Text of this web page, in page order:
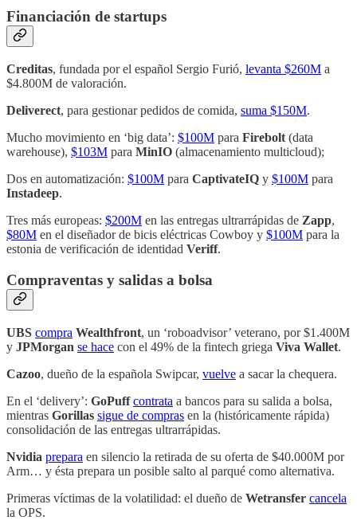
Financiación de startups
Creditas, fundada por el español Sergio Furió, levanta $260M a
$4.800M de valoración.
Deliverect, para gestionar pedidos de comida, suma $150M.
Mucho movimiento en ‘big data’: $100M para Firebolt (data
warehouse), $103M para MinIO (almacenamiento multicloud);
Dos en automatización: $100M para CaptivateIQ y $100M para
Instadeep.
Tres más europeas: $200M en las entregas ultrarrápidas de Zapp,
$80M en el diseñador de bicis eléctricas Cowboy y $100M para la
estonia de verificación de identidad Veriff.
Compraventas y salidas a bolsa
UBS compra Wealthfront, un ‘roboadvisor’ veterano, por $1.400M
y JPMorgan se hace con el 49% de la fintech griega Viva Wallet.
Cazoo, dueño de la española Swipcar, vuelve a sacar la chequera.
En el ‘delivery’: GoPuff contrata a bancos para su salida a bolsa,
mientras Gorillas sigue de compras en la (históricamente rápida)
consolidación de las entregas ultrarrápidas.
Nvidia prepara en silencio la retirada de su oferta de $40.000M por
Arm… y ésta prepara un posible salto al parqué como alternativa.
Primeras víctimas de la volatilidad: el dueño de Wetransfer cancela
la OPS.